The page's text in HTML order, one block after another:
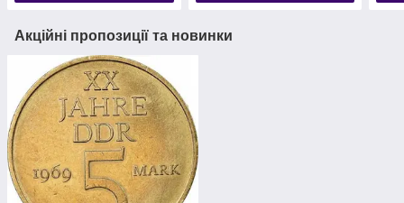
Акційні пропозиції та новинки